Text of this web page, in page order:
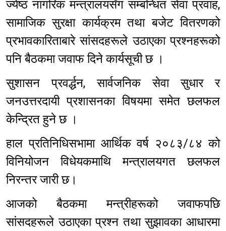
ज्येष्ठ नागरिक मन्त्रालयसँग सम्बन्धित सेवा प्रवाह,
सामाजिक सुरक्षा कार्यक्रम तथा बजेट वितरणको
प्रभावकारिताबारे सांसदहरूले उठाएका प्रश्नहरूको
पनि बैठकमा जवाफ दिने कार्यसूची छ ।
सुशासन प्रवर्द्धन, सार्वजनिक सेवा सुधार र
जनउत्तरदायी प्रशासनका विषयमा समेत छलफल
केन्द्रित हुने छ ।
हाल प्रतिनिधिसभामा आर्थिक वर्ष २०८३/८४ को
विनियोजन विधेयकमाथि मन्त्रालयगत छलफल
निरन्तर जारी छ।
आजको बैठकमा मन्त्रीहरूको जवाफपछि
सांसदहरूले उठाएका प्रश्न तथा सुझावका आधारमा